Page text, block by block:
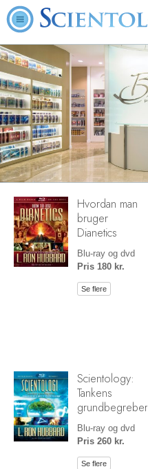
Hvordan man
bruger
Dianetics
Blu-ray og dvd
Pris 180 kr.
Se flere
Scientology:
Tankens
grundbegreber
Blu-ray og dvd
Pris 260 kr.
Se flere